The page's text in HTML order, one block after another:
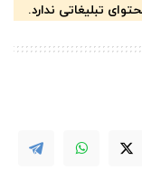
تبلیغاتی ندارد.